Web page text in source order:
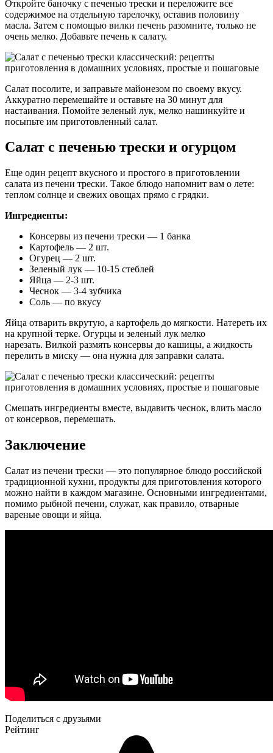
Откройте баночку с печенью трески и переложите все
содержимое на отдельную тарелочку, оставив половину
масла. Затем с помощью вилки печень разомните, только не
очень мелко. Добавьте печень к салату.
Салат посолите, и заправьте майонезом по своему вкусу.
Аккуратно перемешайте и оставьте на 30 минут для
настаивания. Помойте зеленый лук, мелко нашинкуйте и
посыпьте им приготовленный салат.
Салат с печенью трески и огурцом
Еще один рецепт вкусного и простого в приготовлении
салата из печени трески. Такое блюдо напомнит вам о лете:
теплом солнце и свежих овощах прямо с грядки.
Ингредиенты:
Консервы из печени трески — 1 банка
Картофель — 2 шт.
Огурец — 2 шт.
Зеленый лук — 10-15 стеблей
Яйца — 2-3 шт.
Чеснок — 3-4 зубчика
Соль — по вкусу
Яйца отварить вкрутую, а картофель до мягкости. Натереть их
на крупной терке. Огурцы и зеленый лук мелко
нарезать. Вилкой размять консервы до кашицы, а жидкость
перелить в миску — она нужна для заправки салата.
Смешать ингредиенты вместе, выдавить чеснок, влить масло
от консервов, перемешать.
Заключение
Салат из печени трески — это популярное блюдо российской
традиционной кухни, продукты для приготовления которого
можно найти в каждом магазине. Основными ингредиентами,
помимо рыбной печени, служат, как правило, отварные
вареные овощи и яйца.
Поделиться с друзьями
Рейтинг